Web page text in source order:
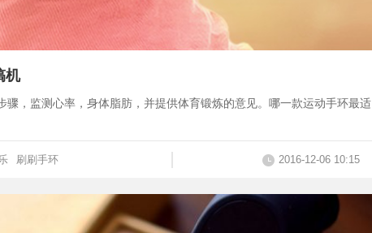
机
，监测心率，身体脂肪，并提供体育锻炼的意见。哪一款运动手环最适
刷刷手环 2016-12-06 10:15